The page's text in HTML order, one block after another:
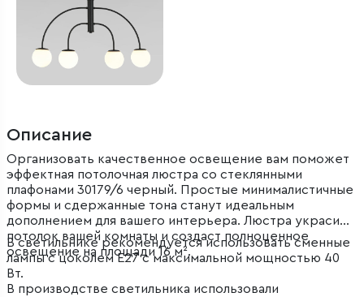
Описание
Организовать качественное освещение вам поможет
эффектная потолочная люстра со стеклянными
плафонами 30179/6 черный. Простые минималистичные
формы и сдержанные тона станут идеальным
дополнением для вашего интерьера. Люстра украсит
потолок вашей комнаты и создаст полноценное
освещение на площади 16 м².
В светильнике рекомендуется использовать сменные
лампы с цоколем Е27 с максимальной мощностью 40
Вт.
В производстве светильника использовали